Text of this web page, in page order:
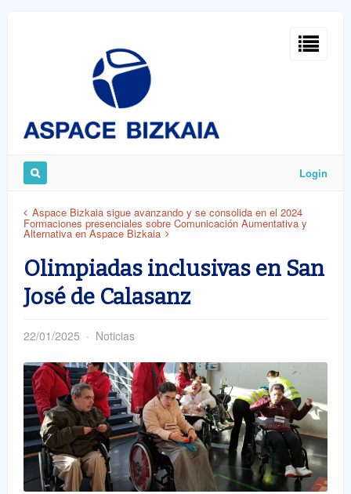
Remember
Me
Login
Aspace Bizkaia sigue avanzando y se consolida en el 2024
Formaciones presenciales sobre Comunicación Aumentativa y
Alternativa en Aspace Bizkaia
Olimpiadas inclusivas en San
José de Calasanz
22/01/2025 Noticias